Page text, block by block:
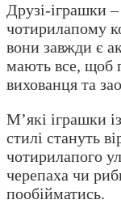
Друзі-іграшки
чотирилапому
вони завжди є
мають все, щоб
вихованця та
М’які іграшки
стилі стануть
чотирилапого
черепаха чи
пообійматись.